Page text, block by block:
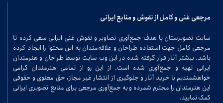
مرجعی غنی و کامل از نقوش و منابع ایرانی
سایت تصویرستان با هدف جمع‌آوری تصاویر و نقوش غنی ایرانی سعی کرده تا
مرجعی کامل جهت استفاده طراحان و علاقه‌مندان به این محتوا را ایجاد کرده
باشد. بیشتر آثار قرار گرفته شده در این وب سایت توسط طراحان و هنرمندان
ایرانی تهیه و جمع‌آوری شده است. از این رو از تمامی هنرمندان گرامی
خواهشمندیم با خرید آثار و جلوگیری از انتشار غیر مجاز، حق معنوی و حقوقی
این هنرمندان را محترم شمرده و به جمع‌آوری مرجعی برای منابع تصویری ایرانی
کمک نمایید.